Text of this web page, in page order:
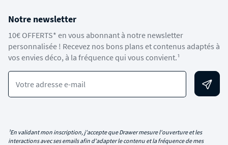
Notre newsletter
10€ OFFERTS* en vous abonnant à notre newsletter
personnalisée ! Recevez nos bons plans et contenus adaptés à
vos envies déco, à la fréquence qui vous convient.¹
Votre adresse e-mail
¹En validant mon inscription, j'accepte que Drawer mesure l'ouverture et les
interactions avec ses emails afin d'adapter le contenu et la fréquence de mes